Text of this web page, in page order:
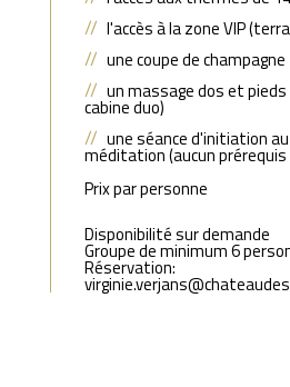
l'accès à la zone VIP
une coupe de champagne
unmassage dos et
cabine duo)
une séance d'initiation
méditation (aucun prérequis
Prix par personne
Disponibilité sur demande
Groupe de minimum 6
Réservation: